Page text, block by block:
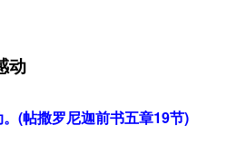
动
(帖撒罗尼迦前书五章19节)